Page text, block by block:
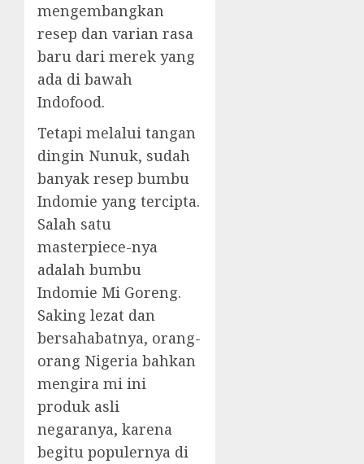
mengembangkan
resep dan varian rasa
baru dari merek yang
ada di bawah
Indofood.
Tetapi melalui tangan
dingin Nunuk, sudah
banyak resep bumbu
Indomie yang tercipta.
Salah satu
masterpiece-nya
adalah bumbu
Indomie Mi Goreng.
Saking lezat dan
bersahabatnya, orang-
orang Nigeria bahkan
mengira mi ini
produk asli
negaranya, karena
begitu populernya di